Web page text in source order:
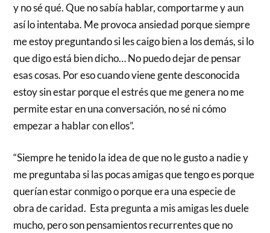
y no sé qué. Que no sabía hablar, comportarme y aun
así lo intentaba. Me provoca ansiedad porque siempre
me estoy preguntando si les caigo bien a los demás, si lo
que digo está bien dicho… No puedo dejar de pensar
esas cosas. Por eso cuando viene gente desconocida
estoy sin estar porque el estrés que me genera no me
permite estar en una conversación, no sé ni cómo
empezar a hablar con ellos”.
“Siempre he tenido la idea de que no le gusto a nadie y
me preguntaba si las pocas amigas que tengo es porque
querían estar conmigo o porque era una especie de
obra de caridad. Esta pregunta a mis amigas les duele
mucho, pero son pensamientos recurrentes que no